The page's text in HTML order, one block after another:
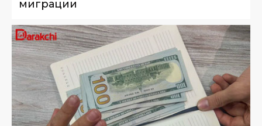
миграции